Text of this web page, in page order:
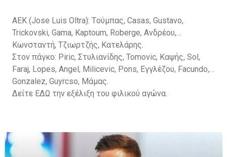
ΑΕΚ (Jose Luis Oltra): Tούμπας, Casas, Gustavo,
Trickovski, Gama, Κaptoum, Roberge, Aνδρέου,
Κωνσταντή, Τζιωρτζής, Κατελάρης.
Στον πάγκο: Piric, Στυλιανίδης, Tomovic, Καψής, Sol,
Faraj, Lopes, Angel, Milicevic, Pons, Εγγλέζου, Facundo,
Gonzalez, Guyrcso, Μάμας.
Δείτε ΕΔΩ την εξέλιξη του φιλικού αγώνα.